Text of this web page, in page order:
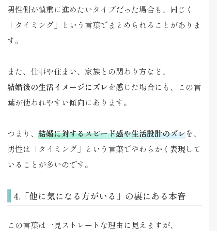
男性側が慎重に進めたいタイプだった場合も、同じく
「タイミング」という言葉でまとめられることがありま
す。
また、仕事や住まい、家族との関わり方など、
結婚後の生活イメージにズレを感じた場合にも、この言
葉が使われやすい傾向にあります。
つまり、 結婚に対するスピード感や生活設計のズレを、
男性は「タイミング」という言葉でやわらかく表現して
いることが多いのです。
4.「他に気になる方がいる」の裏にある本音
この言葉は一見ストレートな理由に見えますが、